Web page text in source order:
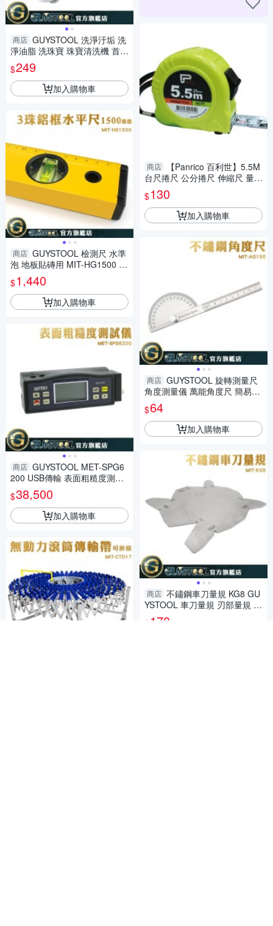
商店 GUYSTOOL 洗淨汙垢 洗
淨油脂 洗珠寶 珠寶清洗機 首飾
清洗 洗眼鏡機 MET-DA020 清
洗神器 眼鏡清洗機
$249
加入購物車
商店 GUYSTOOL 檢測尺 水準
泡 地板貼磚用 MIT-HG1500 水
平呎 工程必備 木工 水平校準器
$1,440
加入購物車
商店 GUYSTOOL MET-SPG6
200 USB傳輸 表面粗糙度測試
儀(保固1年) 伸縮工作臺 光潔度
儀 粗糙檢測 平面曲面
$38,500
加入購物車
商店
【Panrico 百利世】5.5M
台尺捲尺 公分捲尺 伸縮尺 量尺
雙煞車鋼捲尺
$130
加入購物車
商店 GUYSTOOL 旋轉測量尺
角度測量儀 萬能角度尺 簡易量
角器 分度規 半圓尺 AG150 分
度尺 量角尺
$64
加入購物車
商店 不鏽鋼車刀量規 KG8 GU
YSTOOL 車刀量規 刃部量規 車
刀角度板 多功能測量規 螺紋量
$ 170